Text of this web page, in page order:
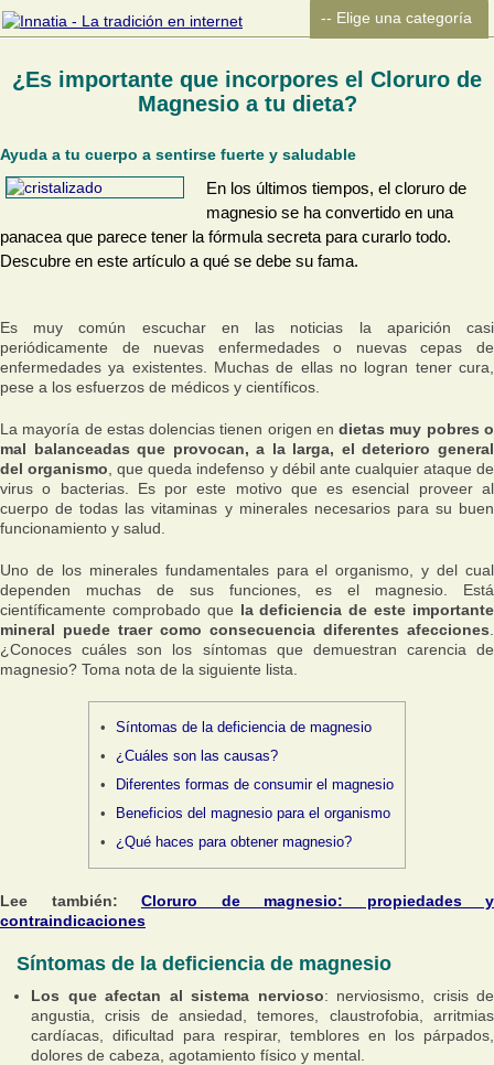
¿Es importante que incorpores el Cloruro de
Magnesio a tu dieta?
Ayuda a tu cuerpo a sentirse fuerte y saludable
En los últimos tiempos, el cloruro de
magnesio se ha convertido en una
panacea que parece tener la fórmula secreta para curarlo todo.
Descubre en este artículo a qué se debe su fama.
Es muy común escuchar en las noticias la aparición casi
periódicamente de nuevas enfermedades o nuevas cepas de
enfermedades ya existentes. Muchas de ellas no logran tener cura,
pese a los esfuerzos de médicos y científicos.
La mayoría de estas dolencias tienen origen endietas muy pobres o
mal balanceadas que provocan, a la larga, el deterioro general
del organismo , que queda indefenso y débil ante cualquier ataque de
virus o bacterias. Es por este motivo que es esencial proveer al
cuerpo de todas las vitaminas y minerales necesarios para su buen
funcionamiento y salud.
Uno de los minerales fundamentales para el organismo, y del cual
dependen muchas de sus funciones, es el magnesio. Está
científicamente comprobado que la deficiencia de este importante
mineral puede traer como consecuencia diferentes afecciones
¿Conoces cuáles son los síntomas que demuestran carencia de
magnesio? Toma nota de la siguiente lista.
Síntomas de la deficiencia de magnesio
¿Cuáles son las causas?
Diferentes formas de consumir el magnesio
Beneficios del magnesio para el organismo
¿Qué haces para obtener magnesio?
Lee también: Cloruro de magnesio: propiedades y
contraindicaciones
Síntomas de la deficiencia de magnesio
Los que afectan al sistema nervioso: nerviosismo, crisis de
angustia, crisis de ansiedad, temores, claustrofobia, arritmias
cardíacas, dificultad para respirar, temblores en los párpados,
dolores de cabeza, agotamiento físico y mental.